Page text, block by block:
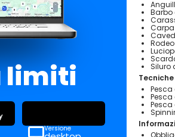
limiti
Versione
Barbo
Carpa
Rodeo
Siluro